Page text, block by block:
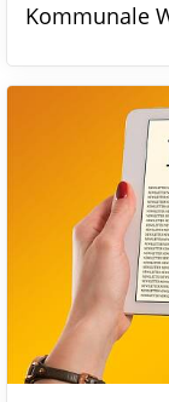
Kommunale